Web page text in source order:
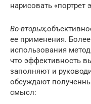
нарисовать «портрет
Во-вторых,
ее применения.
использования
что эффективность
заполняют и
обсуждают
смысл: